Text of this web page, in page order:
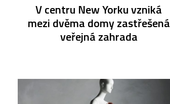
V centru New Yorku vzniká
mezi dvěma domy zastřešená
veřejná zahrada